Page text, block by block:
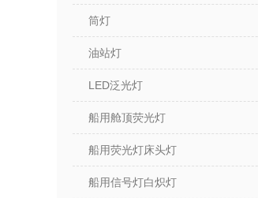
筒灯
油站灯
LED泛光灯
船用舱顶荧光灯
船用荧光灯床头灯
船用信号灯白炽灯